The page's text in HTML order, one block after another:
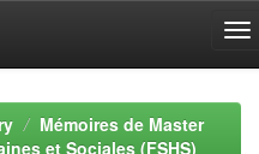
Mémoires de Master
et Sociales (FSHS)